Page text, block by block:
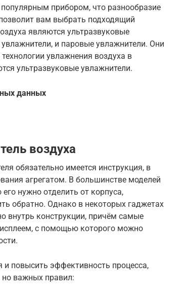
прибором, что разнообразие
вам выбрать подходящий
являются ультразвуковые
и паровые увлажнители. Они
увлажнения воздуха в
ультразвуковые увлажнители.
данных
воздуха
обязательно имеется инструкция, в
агрегатом. В большинстве моделей
нужно отделить от корпуса,
обратно. Однако в некоторых гаджетах
внутрь конструкции, причём самые
с помощью которого можно
повысить эффективность процесса,
важных правил: